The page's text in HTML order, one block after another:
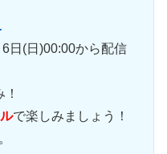
日(日)00:00から配信
で楽しみましょう！